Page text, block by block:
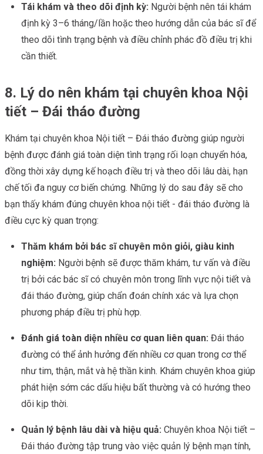
Tái khám và theo dõi định kỳ: Người bệnh nên tái khám
định kỳ 3–6 tháng/lần hoặc theo hướng dẫn của bác sĩ để
theo dõi tình trạng bệnh và điều chỉnh phác đồ điều trị khi
cần thiết.
8. Lý do nên khám tại chuyên khoa Nội
tiết – Đái tháo đường
Khám tại chuyên khoa Nội tiết – Đái tháo đường giúp người
bệnh được đánh giá toàn diện tình trạng rối loạn chuyển hóa,
đồng thời xây dựng kế hoạch điều trị và theo dõi lâu dài, hạn
chế tối đa nguy cơ biến chứng. Những lý do sau đây sẽ cho
bạn thấy khám đúng chuyên khoa nội tiết - đái tháo đường là
điều cực kỳ quan trọng:
Thăm khám bởi bác sĩ chuyên môn giỏi, giàu kinh
nghiệm: Người bệnh sẽ được thăm khám, tư vấn và điều
trị bởi các bác sĩ có chuyên môn trong lĩnh vực nội tiết và
đái tháo đường, giúp chẩn đoán chính xác và lựa chọn
phương pháp điều trị phù hợp.
Đánh giá toàn diện nhiều cơ quan liên quan: Đái tháo
đường có thể ảnh hưởng đến nhiều cơ quan trong cơ thể
như tim, thận, mắt và hệ thần kinh. Khám chuyên khoa giúp
phát hiện sớm các dấu hiệu bất thường và có hướng theo
dõi kịp thời.
Quản lý bệnh lâu dài và hiệu quả: Chuyên khoa Nội tiết –
Đái tháo đường tập trung vào việc quản lý bệnh mạn tính,